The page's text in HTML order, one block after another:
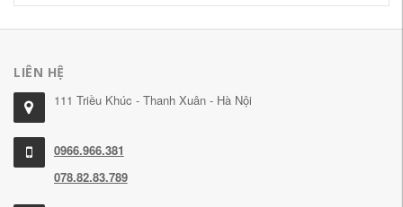
LIÊN HỆ
111 Triều Khúc - Thanh Xuân - Hà Nội
0966.966.381
078.82.83.789